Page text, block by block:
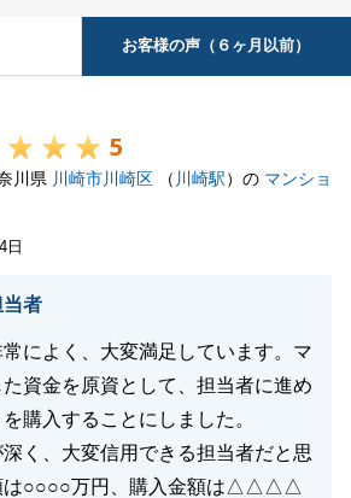
お客様の声（６ヶ月以前）
5
川県 川崎市川崎区 （ 川崎駅）の マンショ
日
当者
によく、大変満足しています。マ
資金を原資として、担当者に進め
を購入することにしました。
く、大変信用できる担当者だと思
は○○○○万円、購入金額は△△△△